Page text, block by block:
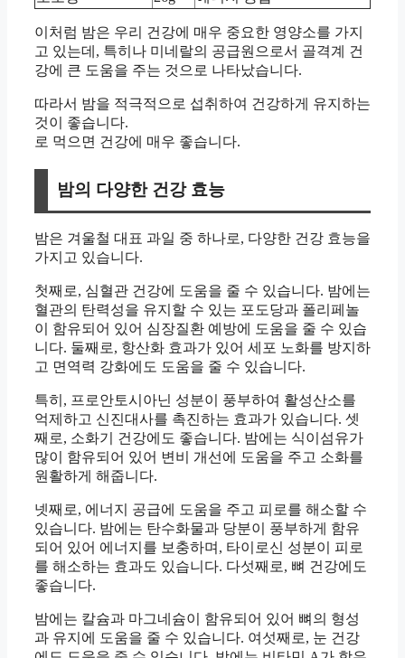
이처럼 밤은 우리 건강에 매우 중요한 영양소를 가지
고 있는데, 특히나 미네랄의 공급원으로서 골격계 건
강에 큰 도움을 주는 것으로 나타났습니다.
따라서 밤을 적극적으로 섭취하여 건강하게 유지하는
것이 좋습니다.
로 먹으면 건강에 매우 좋습니다.
밤의 다양한 건강 효능
밤은 겨울철 대표 과일 중 하나로, 다양한 건강 효능을
가지고 있습니다.
첫째로, 심혈관 건강에 도움을 줄 수 있습니다. 밤에는
혈관의 탄력성을 유지할 수 있는 포도당과 폴리페놀
이 함유되어 있어 심장질환 예방에 도움을 줄 수 있습
니다. 둘째로, 항산화 효과가 있어 세포 노화를 방지하
고 면역력 강화에도 도움을 줄 수 있습니다.
특히, 프로안토시아닌 성분이 풍부하여 활성산소를
억제하고 신진대사를 촉진하는 효과가 있습니다. 셋
째로, 소화기 건강에도 좋습니다. 밤에는 식이섬유가
많이 함유되어 있어 변비 개선에 도움을 주고 소화를
원활하게 해줍니다.
넷째로, 에너지 공급에 도움을 주고 피로를 해소할 수
있습니다. 밤에는 탄수화물과 당분이 풍부하게 함유
되어 있어 에너지를 보충하며, 타이로신 성분이 피로
를 해소하는 효과도 있습니다. 다섯째로, 뼈 건강에도
좋습니다.
밤에는 칼슘과 마그네슘이 함유되어 있어 뼈의 형성
과 유지에 도움을 줄 수 있습니다. 여섯째로, 눈 건강